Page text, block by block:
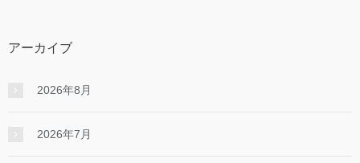
アーカイブ
2026年8月
2026年7月